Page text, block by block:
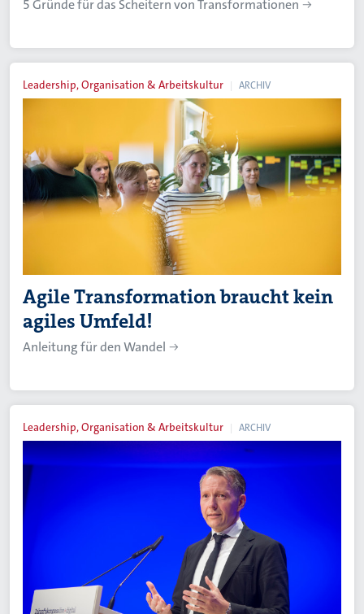
5 Gründe für das Scheitern von Transformationen
Leadership, Organisation & Arbeitskultur ARCHIV
Agile Transformation braucht kein
agiles Umfeld!
Anleitung für den Wandel
Leadership, Organisation & Arbeitskultur ARCHIV